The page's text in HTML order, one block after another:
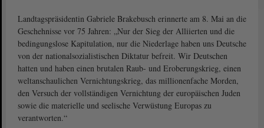
Landtagspräsidentin Gabriele Brakebusch erinnerte am 8. Mai an die
Geschehnisse vor 75 Jahren: „Nur der Sieg der Alliierten und die
bedingungslose Kapitulation, nur die Niederlage haben uns Deutsche
von der nationalsozialistischen Diktatur befreit. Wir Deutschen
hatten und haben einen brutalen Raub- und Eroberungskrieg, einen
weltanschaulichen Vernichtungskrieg, das millionenfache Morden,
den Versuch der vollständigen Vernichtung der europäischen Juden
sowie die materielle und seelische Verwüstung Europas zu
verantworten.“